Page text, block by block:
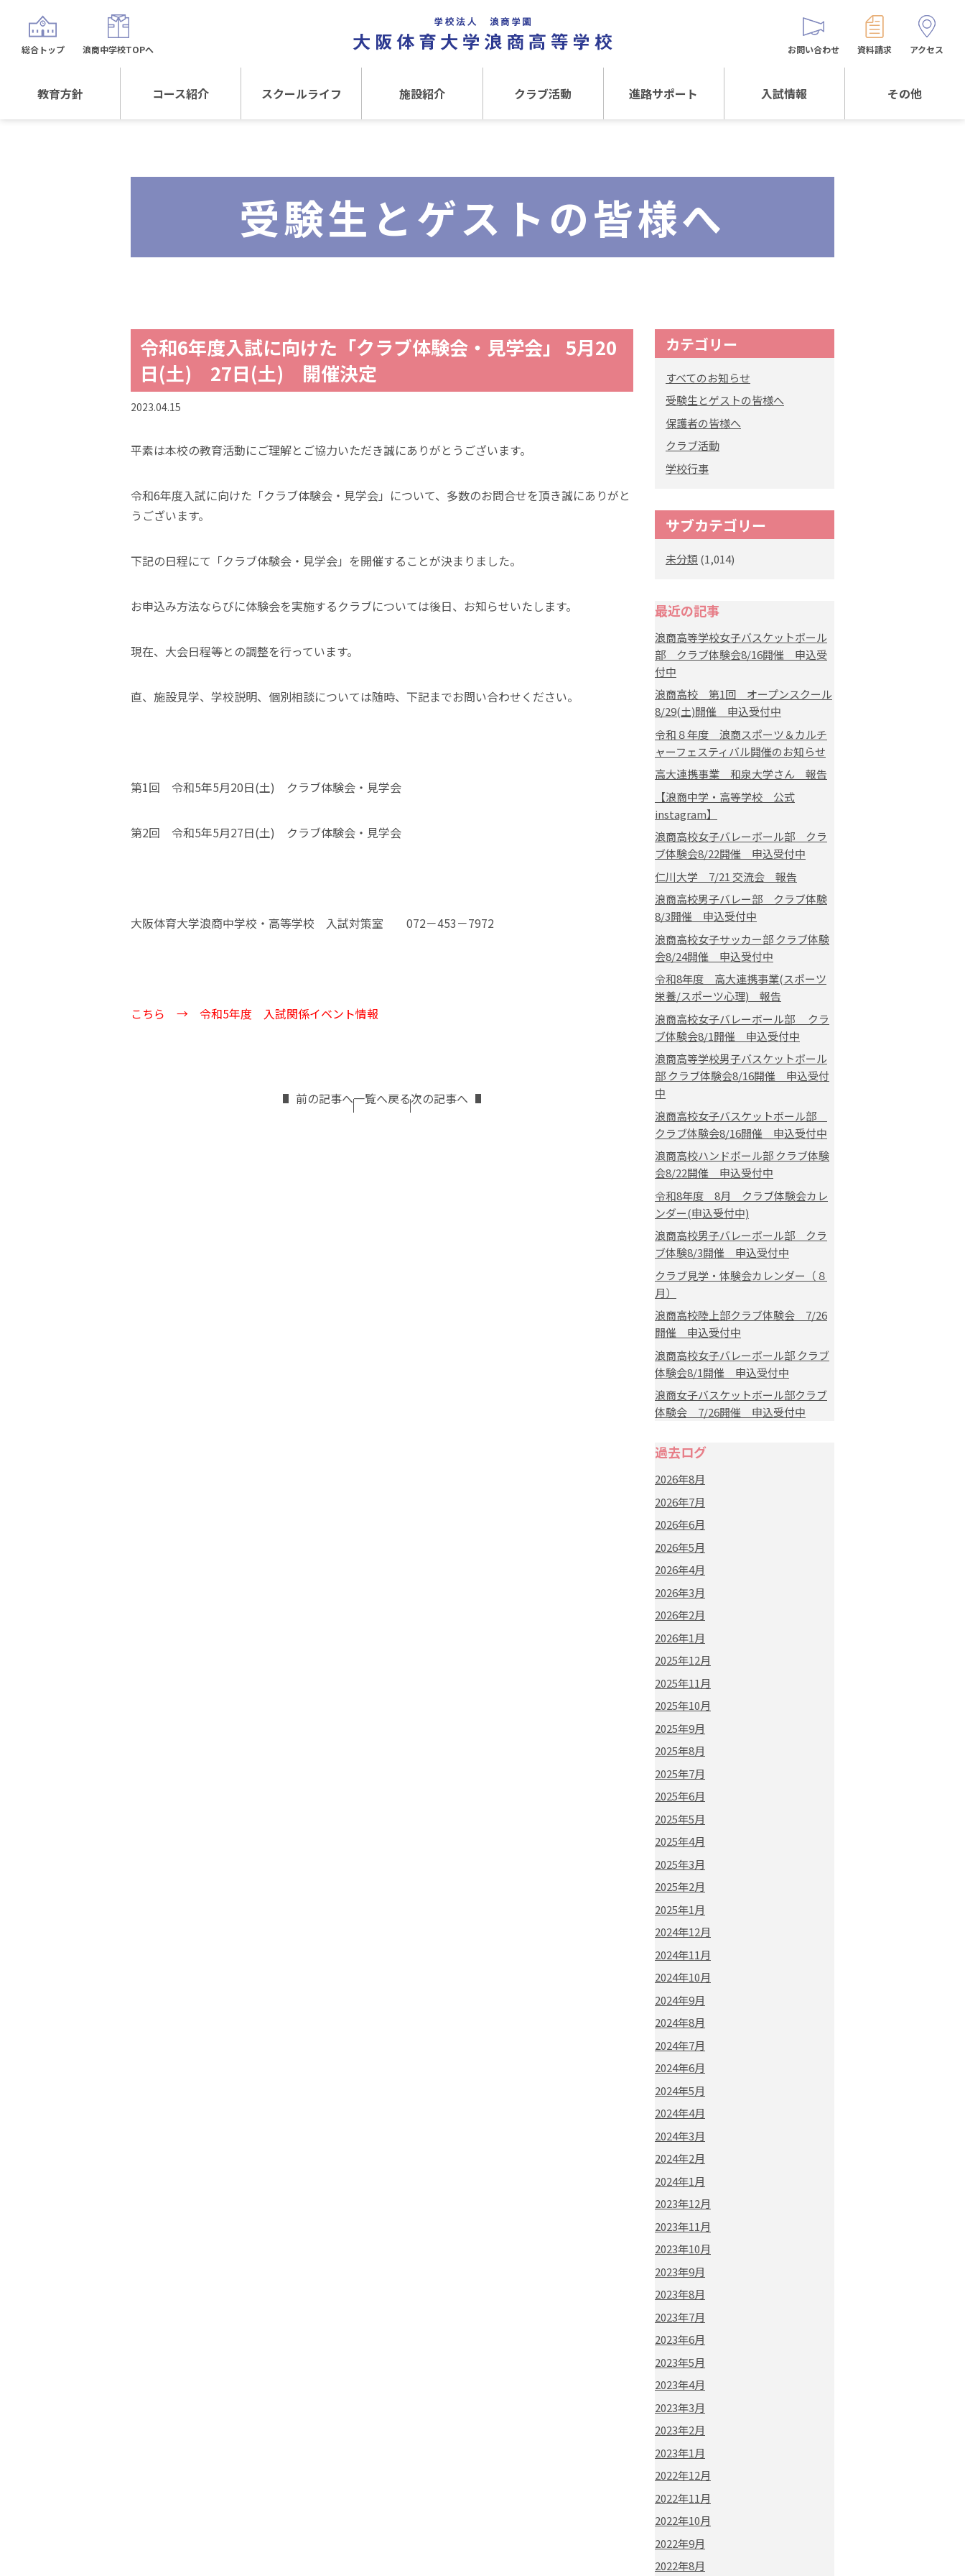
教育方針 コース紹介 スクールライフ 施設紹介 クラブ活動
文化クラブ
進路サポート
大阪体育大学
内部進学について
入試情報 その他
お問い合わせ 資料請求 アクセス
総合トップ 浪商中学校TOPへ
受験生とゲストの皆様へ
令和6年度入試に向けた「クラブ体験会・見学会」 5月20
日(土) 27日(土) 開催決定
2023.04.15
平素は本校の教育活動にご理解とご協力いただき誠にありがとうございます。
令和6年度入試に向けた「クラブ体験会・見学会」について、多数のお問合せを頂き誠にありがと
うございます。
下記の日程にて「クラブ体験会・見学会」を開催することが決まりました。
お申込み方法ならびに体験会を実施するクラブについては後日、お知らせいたします。
現在、大会日程等との調整を行っています。
直、施設見学、学校説明、個別相談については随時、下記までお問い合わせください。
第1回 令和5年5月20日(土) クラブ体験会・見学会
第2回 令和5年5月27日(土) クラブ体験会・見学会
大阪体育大学浪商中学校・高等学校 入試対策室 072－453－7972
こちら → 令和5年度 入試関係イベント情報
前の記事へ一覧へ戻る次の記事へ
カテゴリー
すべてのお知らせ
受験生とゲストの皆様へ
保護者の皆様へ
クラブ活動
学校行事
サブカテゴリー
未分類 (1,014)
最近の記事
浪商高等学校女子バスケットボール
部 クラブ体験会8/16開催 申込受
付中
浪商高校 第1回 オープンスクール
8/29(土)開催 申込受付中
令和８年度 浪商スポーツ＆カルチ
ャーフェスティバル開催のお知らせ
高大連携事業 和泉大学さん 報告
【浪商中学・高等学校 公式
instagram】
浪商高校女子バレーボール部 クラ
ブ体験会8/22開催 申込受付中
仁川大学 7/21 交流会 報告
浪商高校男子バレー部 クラブ体験
8/3開催 申込受付中
浪商高校女子サッカー部 クラブ体験
会8/24開催 申込受付中
令和8年度 高大連携事業(スポーツ
栄養/スポーツ心理) 報告
浪商高校女子バレーボール部 クラ
ブ体験会8/1開催 申込受付中
浪商高等学校男子バスケットボール
部 クラブ体験会8/16開催 申込受付
中
浪商高校女子バスケットボール部
クラブ体験会8/16開催 申込受付中
浪商高校ハンドボール部 クラブ体験
会8/22開催 申込受付中
令和8年度 8月 クラブ体験会カレ
ンダー(申込受付中)
浪商高校男子バレーボール部 クラ
ブ体験8/3開催 申込受付中
クラブ見学・体験会カレンダー（８
月）
浪商高校陸上部クラブ体験会 7/26
開催 申込受付中
浪商高校女子バレーボール部 クラブ
体験会8/1開催 申込受付中
浪商女子バスケットボール部クラブ
体験会 7/26開催 申込受付中
過去ログ
2026年8月
2026年7月
2026年6月
2026年5月
2026年4月
2026年3月
2026年2月
2026年1月
2025年12月
2025年11月
2025年10月
2025年9月
2025年8月
2025年7月
2025年6月
2025年5月
2025年4月
2025年3月
2025年2月
2025年1月
2024年12月
2024年11月
2024年10月
2024年9月
2024年8月
2024年7月
2024年6月
2024年5月
2024年4月
2024年3月
2024年2月
2024年1月
2023年12月
2023年11月
2023年10月
2023年9月
2023年8月
2023年7月
2023年6月
2023年5月
2023年4月
2023年3月
2023年2月
2023年1月
2022年12月
2022年11月
2022年10月
2022年9月
2022年8月